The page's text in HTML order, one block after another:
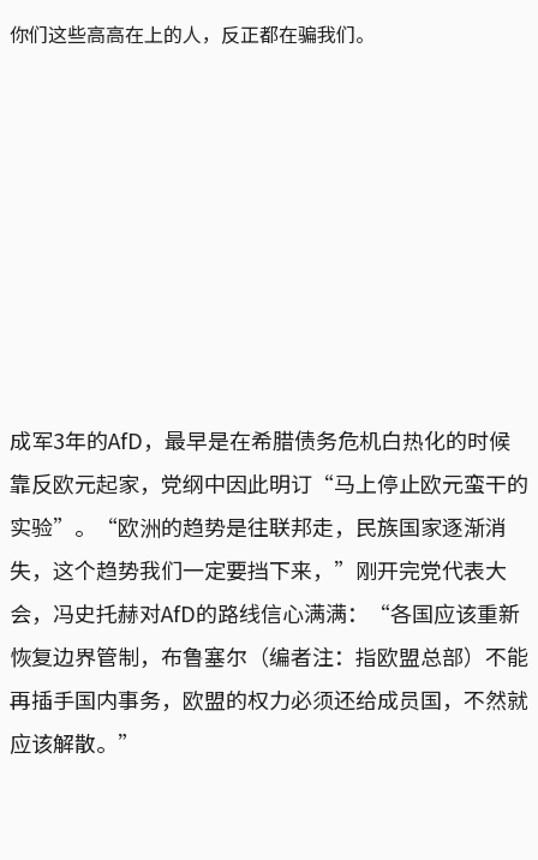
你们这些高高在上的人，反正都在骗我们。
成军3年的AfD，最早是在希腊债务危机白热化的时候
靠反欧元起家，党纲中因此明订“马上停止欧元蛮干的
实验”。“欧洲的趋势是往联邦走，民族国家逐渐消
失，这个趋势我们一定要挡下来，”刚开完党代表大
会，冯史托赫对AfD的路线信心满满：“各国应该重新
恢复边界管制，布鲁塞尔（编者注：指欧盟总部）不能
再插手国内事务，欧盟的权力必须还给成员国，不然就
应该解散。”